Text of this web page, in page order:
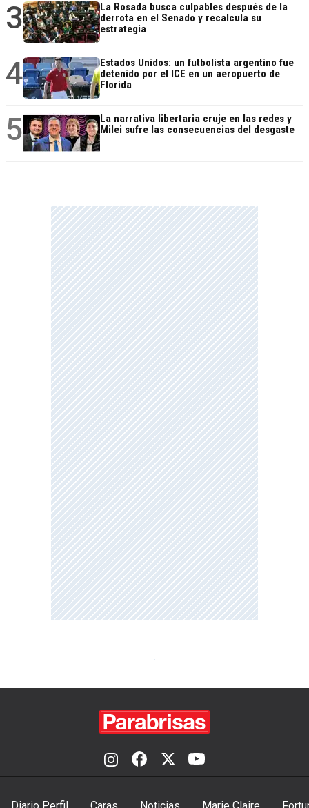
3
La Rosada busca culpables después de la
derrota en el Senado y recalcula su
estrategia
4
Estados Unidos: un futbolista argentino fue
detenido por el ICE en un aeropuerto de
Florida
5
La narrativa libertaria cruje en las redes y
Milei sufre las consecuencias del desgaste
Diario Perfil Caras Noticias Marie Claire